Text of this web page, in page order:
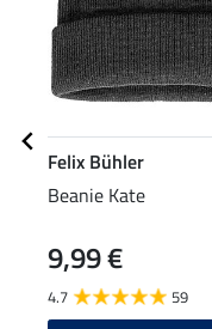
Felix Bühler
Beanie Kate
9,99 €
4.7 59